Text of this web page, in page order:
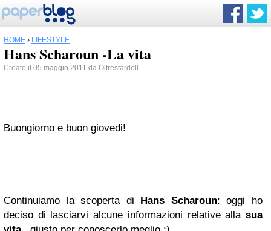
HOME › LIFESTYLE
Hans Scharoun -La vita
Creato il 05 maggio 2011 da Oltrestardoll
Buongiorno e buon giovedi!
Continuiamo la scoperta di Hans Scharoun: oggi ho
deciso di lasciarvi alcune informazioni relative alla sua